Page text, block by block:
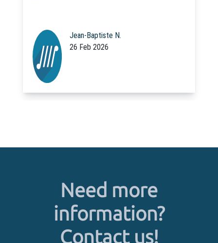
Jean-Baptiste N.
26 Feb 2026
Need more
information?
Contact us!